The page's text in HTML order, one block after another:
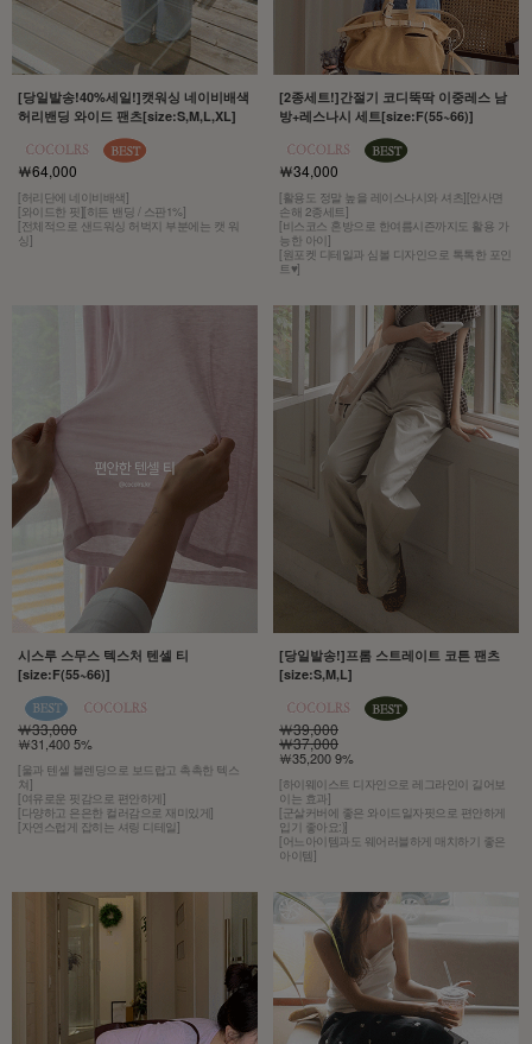
[당일발송!40%세일!]캣워싱 네이비배색
허리밴딩 와이드 팬츠[size:S,M,L,XL]
￦64,000
[허리단에 네이비배색]
[와이드한 핏][히든 밴딩 / 스판1%]
[전체적으로 샌드워싱 허벅지 부분에는 캣 워
싱]
[2종세트!]간절기 코디뚝딱 이중레스 남
방+레스나시 세트[size:F(55~66)]
￦34,000
[활용도 정말 높을 레이스나시와 셔츠][안사면
손해 2종세트]
[비스코스 혼방으로 한여름시즌까지도 활용 가
능한 아이]
[원포켓 디테일과 심볼 디자인으로 톡톡한 포인
트♥]
시스루 스무스 텍스처 텐셀 티
[size:F(55~66)]
￦33,000
￦31,400 5%
[울과 텐셀 블렌딩으로 보드랍고 촉촉한 텍스
쳐]
[여유로운 핏감으로 편안하게]
[다양하고 은은한 컬러감으로 재미있게]
[자연스럽게 잡히는 셔링 디테일]
[당일발송!]프롬 스트레이트 코튼 팬츠
[size:S,M,L]
￦39,000
￦37,000
￦35,200 9%
[하이웨이스트 디자인으로 레그라인이 길어보
이는 효과]
[군살커버에 좋은 와이드일자핏으로 편안하게
입기 좋아요:)]
[어느아이템과도 웨어러블하게 매치하기 좋은
아이템]